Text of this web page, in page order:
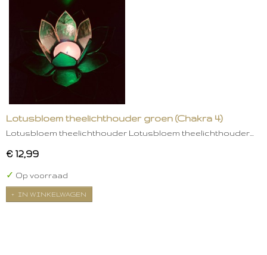
Lotusbloem theelichthouder groen (Chakra 4)
Lotusbloem theelichthouder Lotusbloem theelichthouder…
€ 12,99
✓ Op voorraad
IN WINKELWAGEN